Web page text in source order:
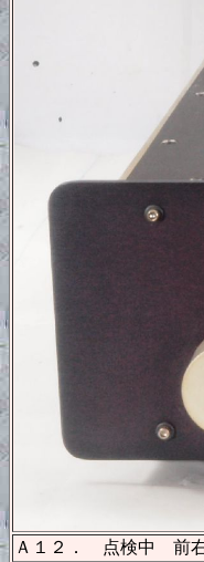
Ａ１２． 点検中 前右